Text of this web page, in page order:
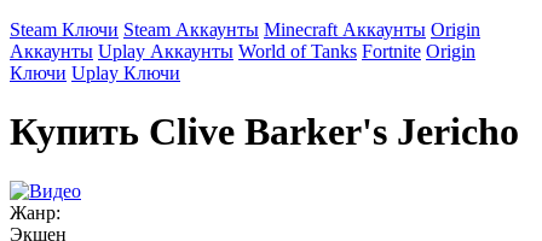
Steam Ключи Steam Аккаунты Minecraft Аккаунты Origin
Аккаунты Uplay Аккаунты World of Tanks Fortnite Origin
Ключи Uplay Ключи
Купить Clive Barker's Jericho
Жанр:
Экшен